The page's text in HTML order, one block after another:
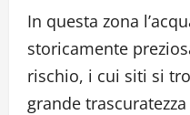
In questa zona
storicamente
rischio, i cui siti si
grande